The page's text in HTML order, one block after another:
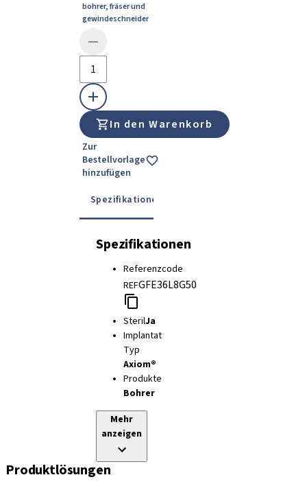
bohrer, fräser und
gewindeschneider
In den Warenkorb
Zur
Bestellvorlage
hinzufügen
Spezifikationen
Spezifikationen
Referenzcode
REFGFE36L8G50
SterilJa
Implantat
Typ
Axiom®
Produkte
Bohrer
Mehr
anzeigen
Produktlösungen